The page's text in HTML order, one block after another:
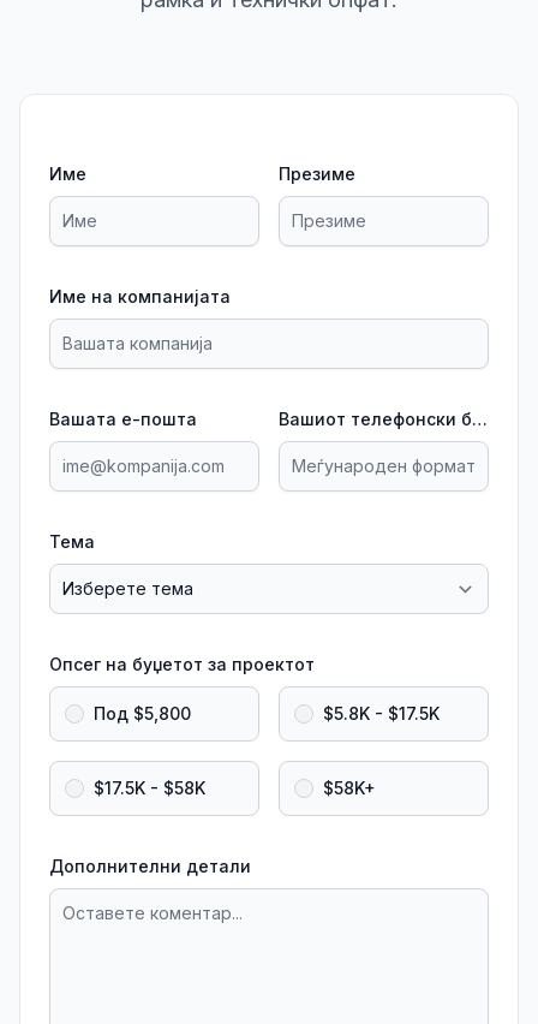
Име Презиме
Име на компанијата
Вашата е-пошта Вашиот телефонски број
Тема
Опсег на буџетот за проектот
Под $5,800 $5.8K - $17.5K
$17.5K - $58K $58K+
Дополнителни детали